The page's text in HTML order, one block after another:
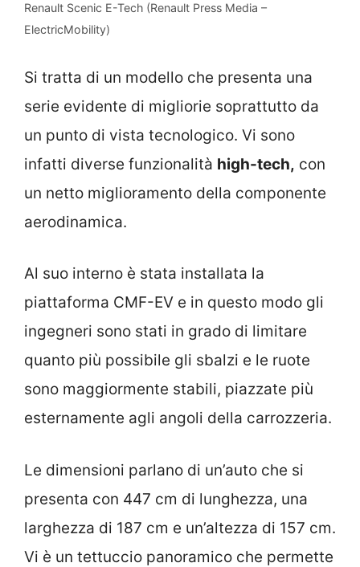
Renault Scenic E-Tech (Renault Press Media –
ElectricMobility)
Si tratta di un modello che presenta una
serie evidente di migliorie soprattutto da
un punto di vista tecnologico. Vi sono
infatti diverse funzionalità high-tech, con
un netto miglioramento della componente
aerodinamica.
Al suo interno è stata installata la
piattaforma CMF-EV e in questo modo gli
ingegneri sono stati in grado di limitare
quanto più possibile gli sbalzi e le ruote
sono maggiormente stabili, piazzate più
esternamente agli angoli della carrozzeria.
Le dimensioni parlano di un’auto che si
presenta con 447 cm di lunghezza, una
larghezza di 187 cm e un’altezza di 157 cm.
Vi è un tettuccio panoramico che permette